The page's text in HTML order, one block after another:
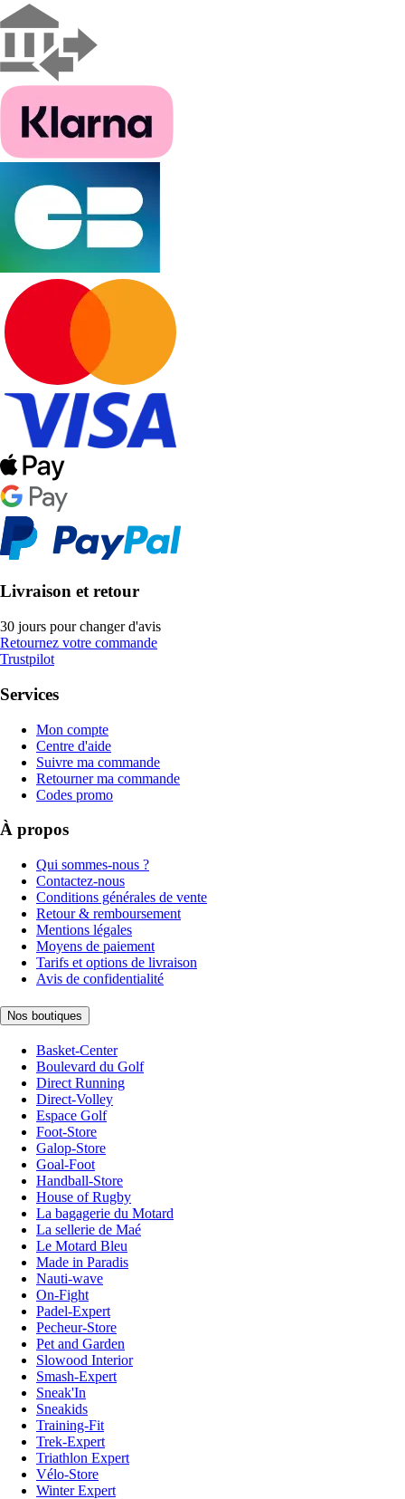
Livraison et retour
30 jours pour changer d'avis
Retournez votre commande
Trustpilot
Services
Mon compte
Centre d'aide
Suivre ma commande
Retourner ma commande
Codes promo
À propos
Qui sommes-nous ?
Contactez-nous
Conditions générales de vente
Retour & remboursement
Mentions légales
Moyens de paiement
Tarifs et options de livraison
Avis de confidentialité
Nos boutiques
Basket-Center
Boulevard du Golf
Direct Running
Direct-Volley
Espace Golf
Foot-Store
Galop-Store
Goal-Foot
Handball-Store
House of Rugby
La bagagerie du Motard
La sellerie de Maé
Le Motard Bleu
Made in Paradis
Nauti-wave
On-Fight
Padel-Expert
Pecheur-Store
Pet and Garden
Slowood Interior
Smash-Expert
Sneak'In
Sneakids
Training-Fit
Trek-Expert
Triathlon Expert
Vélo-Store
Winter Expert